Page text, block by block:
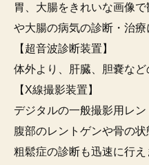
胃、大腸をきれいな画像
や大腸の病気の診断・治療
【超音波診断装置】
体外より、肝臓、胆嚢など
【X線撮影装置】
デジタルの一般撮影用レ
腹部のレントゲンや骨の
粗鬆症の診断も迅速に行え